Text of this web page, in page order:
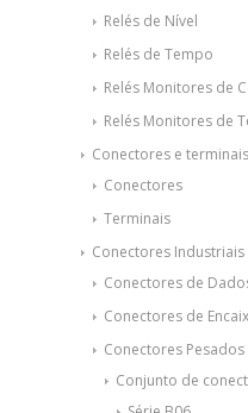
Relés de Nível
Relés de Tempo
Relés Monitores de
Relés Monitores de
Conectores e
Conectores
Terminais
Conectores
Conectores de
Conectores de
Conectores Pesados
Conjunto de